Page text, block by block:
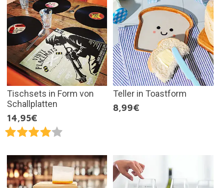
Tischsets in Form von
Schallplatten
14,95€
Teller in Toastform
8,99€